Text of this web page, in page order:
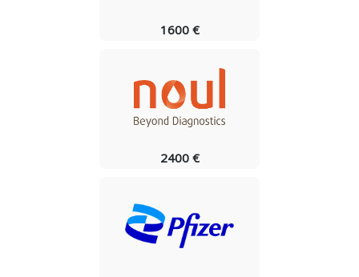
1600 €
2400 €